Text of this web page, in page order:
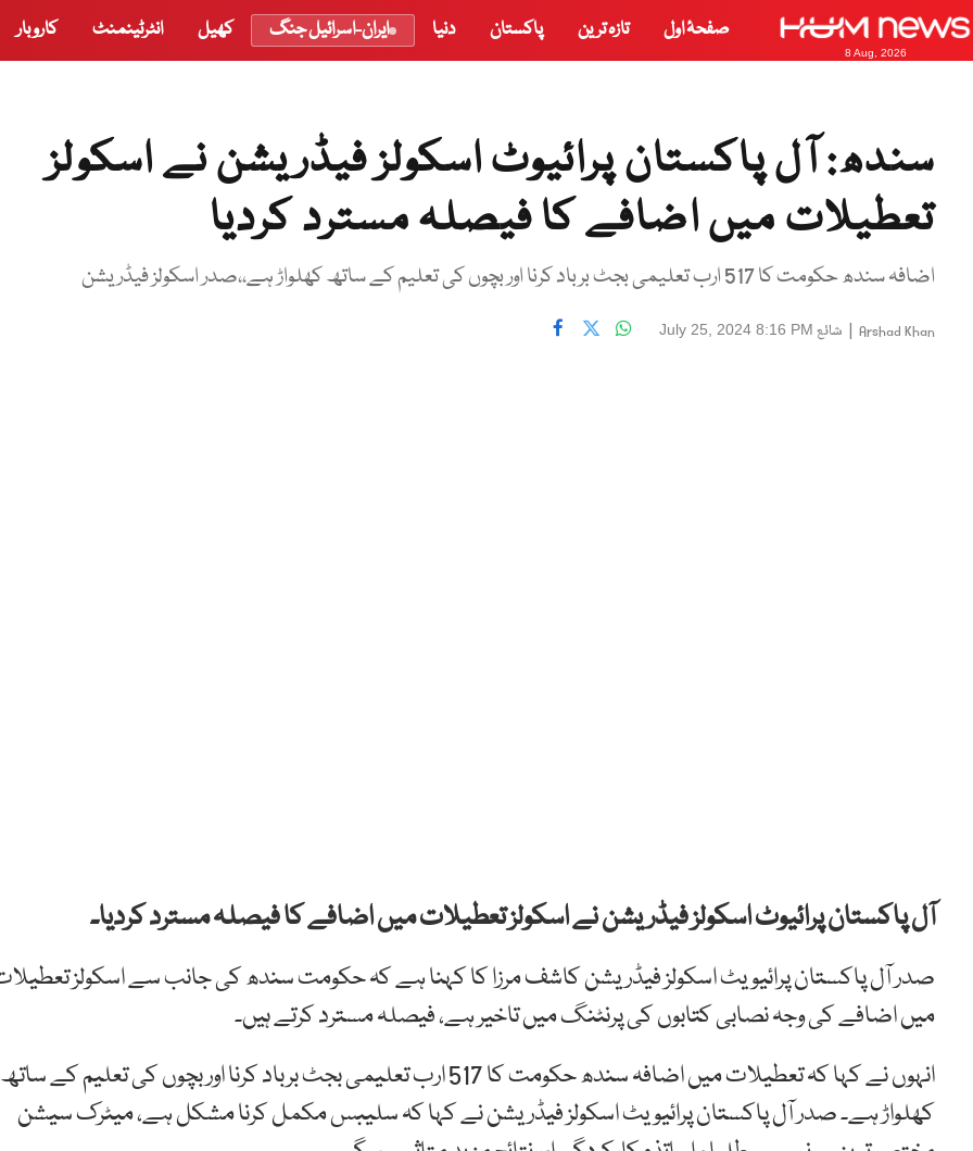
8 Aug, 2026
صفحۂ اول تازہ ترین پاکستان دنیا ایران-اسرائیل جنگ کھیل انٹرٹینمنٹ کاروبار
سندھ: آل پاکستان پرائیوٹ اسکولز فیڈریشن نے اسکولز
تعطیلات میں اضافے کا فیصلہ مسترد کردیا
اضافہ سندھ حکومت کا 517 ارب تعلیمی بجٹ برباد کرنا اور بچوں کی تعلیم کے ساتھ کھلواڑ ہے،،صدر اسکولز فیڈریشن
Arshad Khan
| شائع July 25, 2024 8:16 PM
آل پاکستان پرائیوٹ اسکولز فیڈریشن نے اسکولز تعطیلات میں اضافے کا فیصلہ مسترد کردیا۔
صدر آل پاکستان پرائیویٹ اسکولز فیڈریشن کاشف مرزا کا کہنا ہے کہ حکومت سندھ کی جانب سے اسکولز
میں اضافے کی وجہ نصابی کتابوں کی پرنٹنگ میں تاخیر ہے، فیصلہ مسترد کرتے ہیں۔
انہوں نے کہا کہ تعطیلات میں اضافہ سندھ حکومت کا 517 ارب تعلیمی بجٹ برباد کرنا اور بچوں کی تعلیم کے ساتھ
کھلواڑ ہے۔ صدر آل پاکستان پرائیویٹ اسکولز فیڈریشن نے کہا کہ سلیبس مکمل کرنا مشکل ہے، میٹرک سیشن